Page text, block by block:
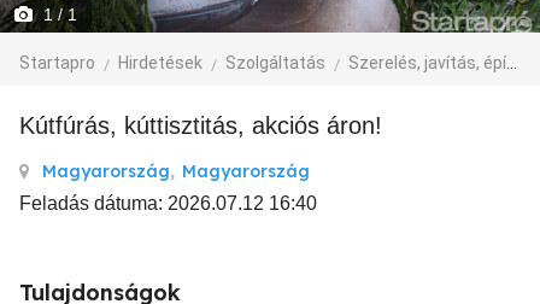
1/ 1
Startapro Hirdetések Szolgáltatás Szerelés, javítás, építkezés
kútfúrás, kúttisztitás, akciós áron!
Magyarország, Magyarország
Feladás dátuma: 2026.07.12 16:40
Tulajdonságok